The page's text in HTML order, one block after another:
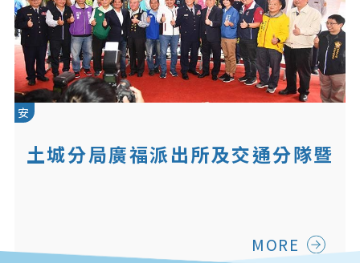
安
土城分局廣福派出所及交通分隊暨
MORE